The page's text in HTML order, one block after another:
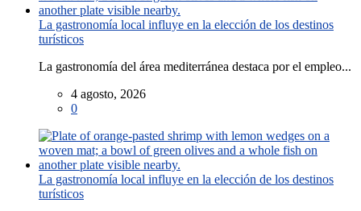
La gastronomía local influye en la elección de los destinos
turísticos
La gastronomía del área mediterránea destaca por el empleo...
4 agosto, 2026
0
La gastronomía local influye en la elección de los destinos
turísticos